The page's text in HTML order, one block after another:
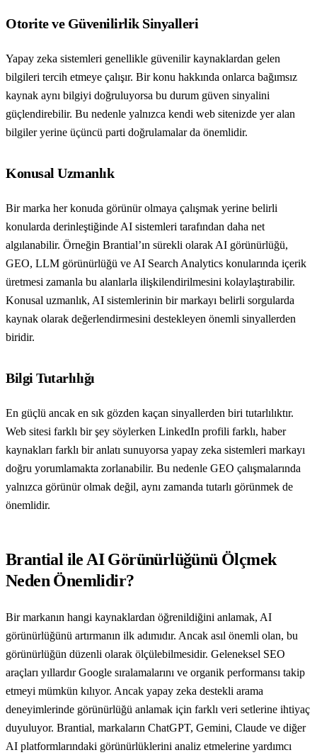
Otorite ve Güvenilirlik Sinyalleri
Yapay zeka sistemleri genellikle güvenilir kaynaklardan gelen
bilgileri tercih etmeye çalışır. Bir konu hakkında onlarca bağımsız
kaynak aynı bilgiyi doğruluyorsa bu durum güven sinyalini
güçlendirebilir. Bu nedenle yalnızca kendi web sitenizde yer alan
bilgiler yerine üçüncü parti doğrulamalar da önemlidir.
Konusal Uzmanlık
Bir marka her konuda görünür olmaya çalışmak yerine belirli
konularda derinleştiğinde AI sistemleri tarafından daha net
algılanabilir. Örneğin Brantial’ın sürekli olarak AI görünürlüğü,
GEO, LLM görünürlüğü ve AI Search Analytics konularında içerik
üretmesi zamanla bu alanlarla ilişkilendirilmesini kolaylaştırabilir.
Konusal uzmanlık, AI sistemlerinin bir markayı belirli sorgularda
kaynak olarak değerlendirmesini destekleyen önemli sinyallerden
biridir.
Bilgi Tutarlılığı
En güçlü ancak en sık gözden kaçan sinyallerden biri tutarlılıktır.
Web sitesi farklı bir şey söylerken LinkedIn profili farklı, haber
kaynakları farklı bir anlatı sunuyorsa yapay zeka sistemleri markayı
doğru yorumlamakta zorlanabilir. Bu nedenle GEO çalışmalarında
yalnızca görünür olmak değil, aynı zamanda tutarlı görünmek de
önemlidir.
Brantial ile AI Görünürlüğünü Ölçmek
Neden Önemlidir?
Bir markanın hangi kaynaklardan öğrenildiğini anlamak, AI
görünürlüğünü artırmanın ilk adımıdır. Ancak asıl önemli olan, bu
görünürlüğün düzenli olarak ölçülebilmesidir. Geleneksel SEO
araçları yıllardır Google sıralamalarını ve organik performansı takip
etmeyi mümkün kılıyor. Ancak yapay zeka destekli arama
deneyimlerinde görünürlüğü anlamak için farklı veri setlerine ihtiyaç
duyuluyor. Brantial, markaların ChatGPT, Gemini, Claude ve diğer
AI platformlarındaki görünürlüklerini analiz etmelerine yardımcı